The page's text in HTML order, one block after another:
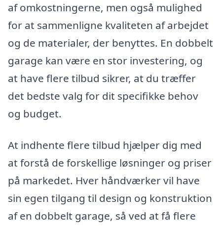
af omkostningerne, men også mulighed
for at sammenligne kvaliteten af arbejdet
og de materialer, der benyttes. En dobbelt
garage kan være en stor investering, og
at have flere tilbud sikrer, at du træffer
det bedste valg for dit specifikke behov
og budget.
At indhente flere tilbud hjælper dig med
at forstå de forskellige løsninger og priser
på markedet. Hver håndværker vil have
sin egen tilgang til design og konstruktion
af en dobbelt garage, så ved at få flere